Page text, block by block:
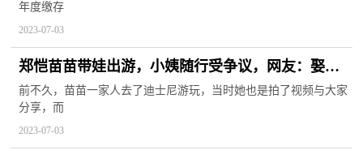
年度缴存
2023-07-03
郑恺苗苗带娃出游，小姨随行受争议，网友：娶了
一家 焦点速递
前不久，苗苗一家人去了迪士尼游玩，当时她也是拍了视频与大家
分享，而
2023-07-03